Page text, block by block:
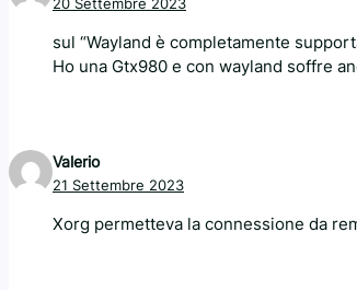
sul “Wayland è completamente
Ho una Gtx980 e con wayland soffre
Valerio
21 Settembre 2023
Xorg permetteva la connessione da